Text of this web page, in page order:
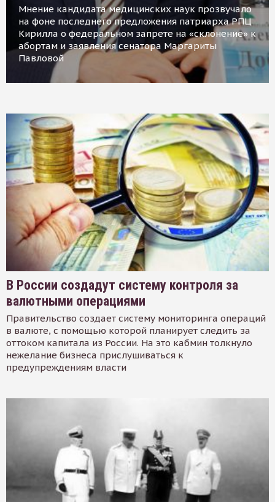
Мнение кандидата медицинских наук прозвучало
на фоне последнего предложения патриарха РПЦ
Кирилла о федеральном запрете на «склонение» к
абортам и заявления сенатора Маргариты
Павловой
В России создадут систему контроля за
валютными операциями
Правительство создает систему мониторинга операций
в валюте, с помощью которой планирует следить за
оттоком капитала из России. На это кабмин толкнуло
нежелание бизнеса прислушиваться к
предупреждениям власти